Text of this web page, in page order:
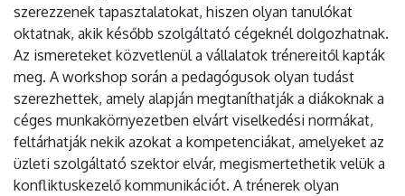
szerezzenek tapasztalatokat, hiszen olyan tanulókat
oktatnak, akik később szolgáltató cégeknél dolgozhatnak.
Az ismereteket közvetlenül a vállalatok trénereitől kapták
meg. A workshop során a pedagógusok olyan tudást
szerezhettek, amely alapján megtaníthatják a diákoknak a
céges munkakörnyezetben elvárt viselkedési normákat,
feltárhatják nekik azokat a kompetenciákat, amelyeket az
üzleti szolgáltató szektor elvár, megismertethetik velük a
konfliktuskezelő kommunikációt. A trénerek olyan